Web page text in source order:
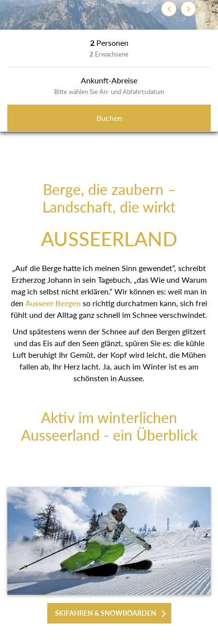
ZurückWeiter
2 Personen
2 Erwachsene
Ankunft-Abreise
Bitte wählen Sie An- und Abfahrtsdatum
Buchen
Berge, die zaubern –
Landschaft, die wirkt
AUSSEERLAND
„Auf die Berge hatte ich meinen Sinn gewendet“, schreibt
Erzherzog Johann in sein Tagebuch, „das Wie und Warum
mag ich selbst nicht erklären.“ Wir können es: weil man in
den Ausseer Bergenso richtig durchatmen kann, sich frei
fühlt und der Alltag ganz schnell im Schnee verschwindet.
Und spätestens wenn der Schnee auf den Bergen glitzert
und das Eis auf den Seen glänzt, spüren Sie es: die kühle
Luft beruhigt Ihr Gemüt, der Kopf wird leicht, die Mühen
fallen ab, Ihr Herz lacht. Ja, auch im Winter ist es am
schönsten in Aussee.
Aktiv im winterlichen
Ausseerland - ein Überblick
SKIFAHREN & SNOWBOARDEN